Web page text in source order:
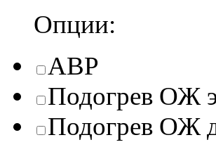
Опции:
АВР
Подогрев ОЖ
Подогрев ОЖ